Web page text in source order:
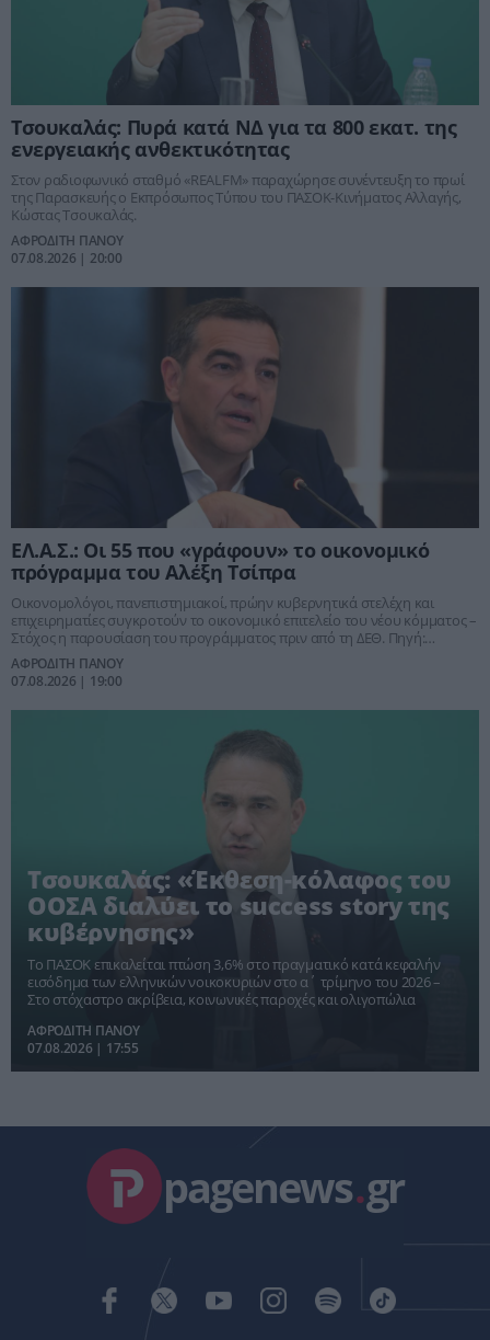
Τσουκαλάς: Πυρά κατά ΝΔ για τα 800 εκατ. της
ενεργειακής ανθεκτικότητας
Στον ραδιοφωνικό σταθμό «REALFM» παραχώρησε συνέντευξη το πρωί
της Παρασκευής ο Εκπρόσωπος Τύπου του ΠΑΣΟΚ-Κινήματος Αλλαγής,
Κώστας Τσουκαλάς.
ΑΦΡΟΔΙΤΗ ΠΑΝΟΥ
07.08.2026 | 20:00
ΕΛ.Α.Σ.: Οι 55 που «γράφουν» το οικονομικό
πρόγραμμα του Αλέξη Τσίπρα
Οικονομολόγοι, πανεπιστημιακοί, πρώην κυβερνητικά στελέχη και
επιχειρηματίες συγκροτούν το οικονομικό επιτελείο του νέου κόμματος –
Στόχος η παρουσίαση του προγράμματος πριν από τη ΔΕΘ. Πηγή:
Οικονομικός Ταχυδρόμος
ΑΦΡΟΔΙΤΗ ΠΑΝΟΥ
07.08.2026 | 19:00
Τσουκαλάς: «Έκθεση-κόλαφος του
ΟΟΣΑ διαλύει το success story της
κυβέρνησης»
Το ΠΑΣΟΚ επικαλείται πτώση 3,6% στο πραγματικό κατά κεφαλήν
εισόδημα των ελληνικών νοικοκυριών στο α΄ τρίμηνο του 2026 –
Στο στόχαστρο ακρίβεια, κοινωνικές παροχές και ολιγοπώλια
ΑΦΡΟΔΙΤΗ ΠΑΝΟΥ
07.08.2026 | 17:55
pagenews.gr